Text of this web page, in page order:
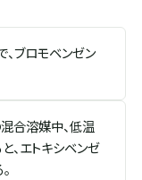
ブロモベンゼン
合溶媒中、低温
、エトキシベンゼ